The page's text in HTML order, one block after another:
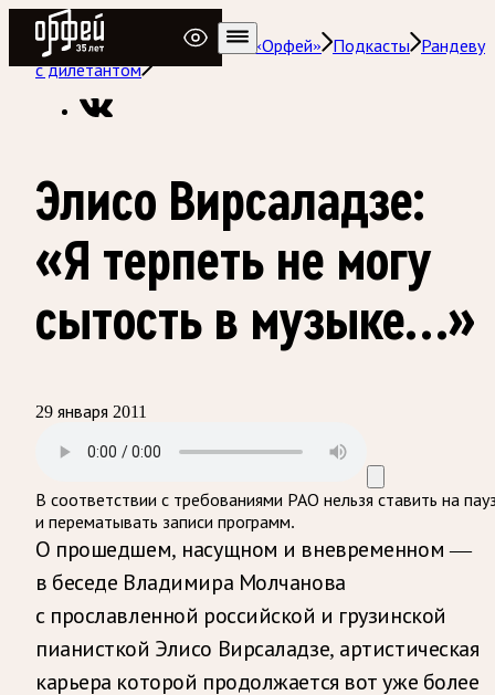
Радио Орфей
Радио классической музыки «Орфей»
Подкасты
Рандеву
с дилетантом
Элисо Вирсаладзе:
«Я терпеть не могу
сытость в музыке…»
29 января 2011
В соответствии с требованиями РАО нельзя ставить на
и перематывать записи программ.
О прошедшем, насущном и вневременном —
в беседе Владимира Молчанова
с прославленной российской и грузинской
пианисткой Элисо Вирсаладзе, артистическая
карьера которой продолжается вот уже более